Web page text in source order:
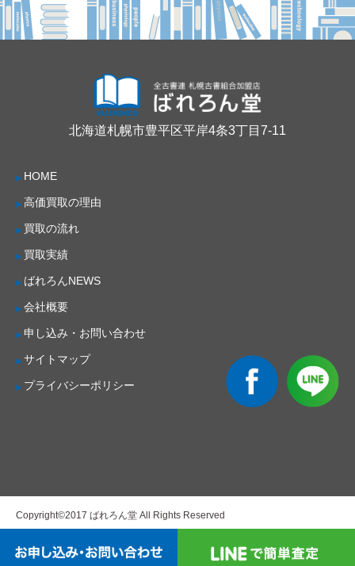
HOME
高価買取の理由
買取の流れ
買取実績
ばれろんNEWS
会社概要
申し込み・お問い合わせ
サイトマップ
プライバシーポリシー
北海道札幌市豊平区平岸4条3丁目7-11
Copyright©2017 ばれろん堂 All Rights Reserved